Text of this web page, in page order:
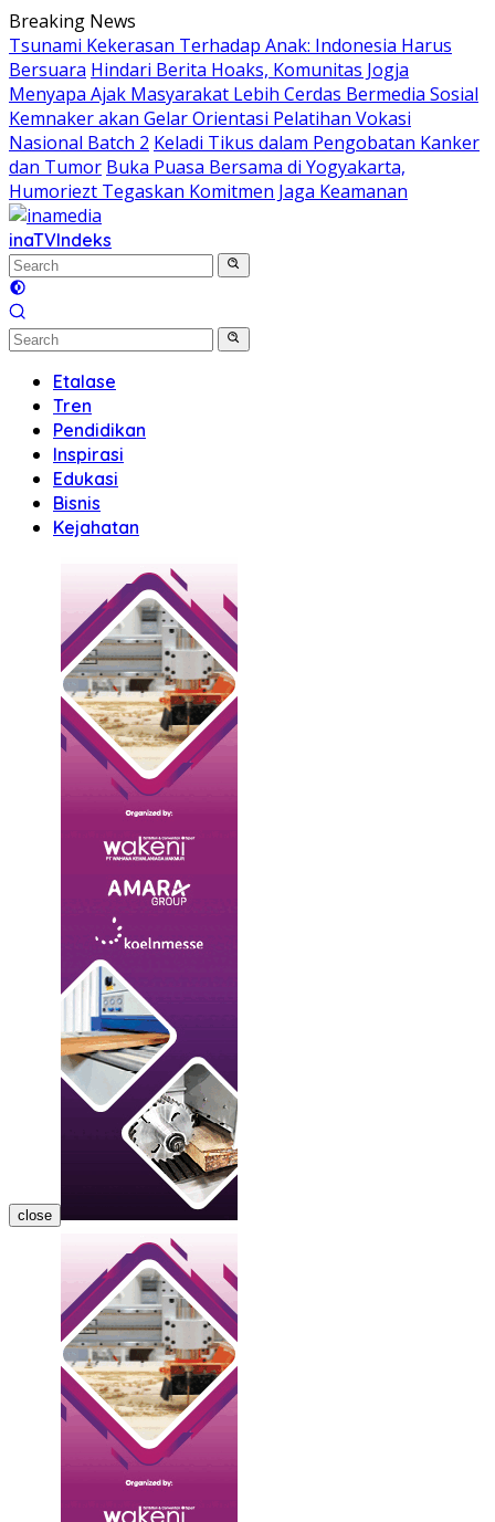
Skip
to
content
Breaking News
Tsunami Kekerasan Terhadap Anak: Indonesia Harus
Bersuara Hindari Berita Hoaks, Komunitas Jogja
Menyapa Ajak Masyarakat Lebih Cerdas Bermedia Sosial
Kemnaker akan Gelar Orientasi Pelatihan Vokasi
Nasional Batch 2 Keladi Tikus dalam Pengobatan Kanker
dan Tumor Buka Puasa Bersama di Yogyakarta,
Humoriezt Tegaskan Komitmen Jaga Keamanan
inaTVIndeks
Etalase
Tren
Pendidikan
Inspirasi
Edukasi
Bisnis
Kejahatan
close